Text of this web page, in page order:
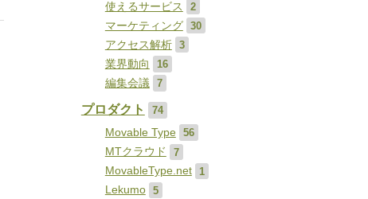
使えるサービス
2
マーケティング
30
アクセス解析
3
業界動向
16
編集会議
7
プロダクト
74
Movable Type
56
MTクラウド
7
MovableType.net
1
Lekumo
5